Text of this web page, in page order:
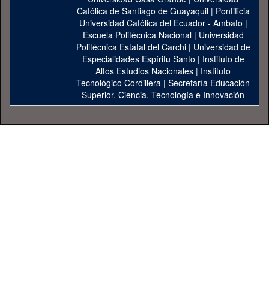
Católica de Santiago de Guayaquil| Pontificia
Universidad Católica del Ecuador - Ambato |
Escuela Politécnica Nacional| Universidad
Politécnica Estatal del Carchi| Universidad de
Especialidades Espíritu Santo | Instituto de
Altos Estudios Nacionales | Instituto
Tecnológico Cordillera | Secretaría Educación
Superior, Ciencia, Tecnología e Innovación